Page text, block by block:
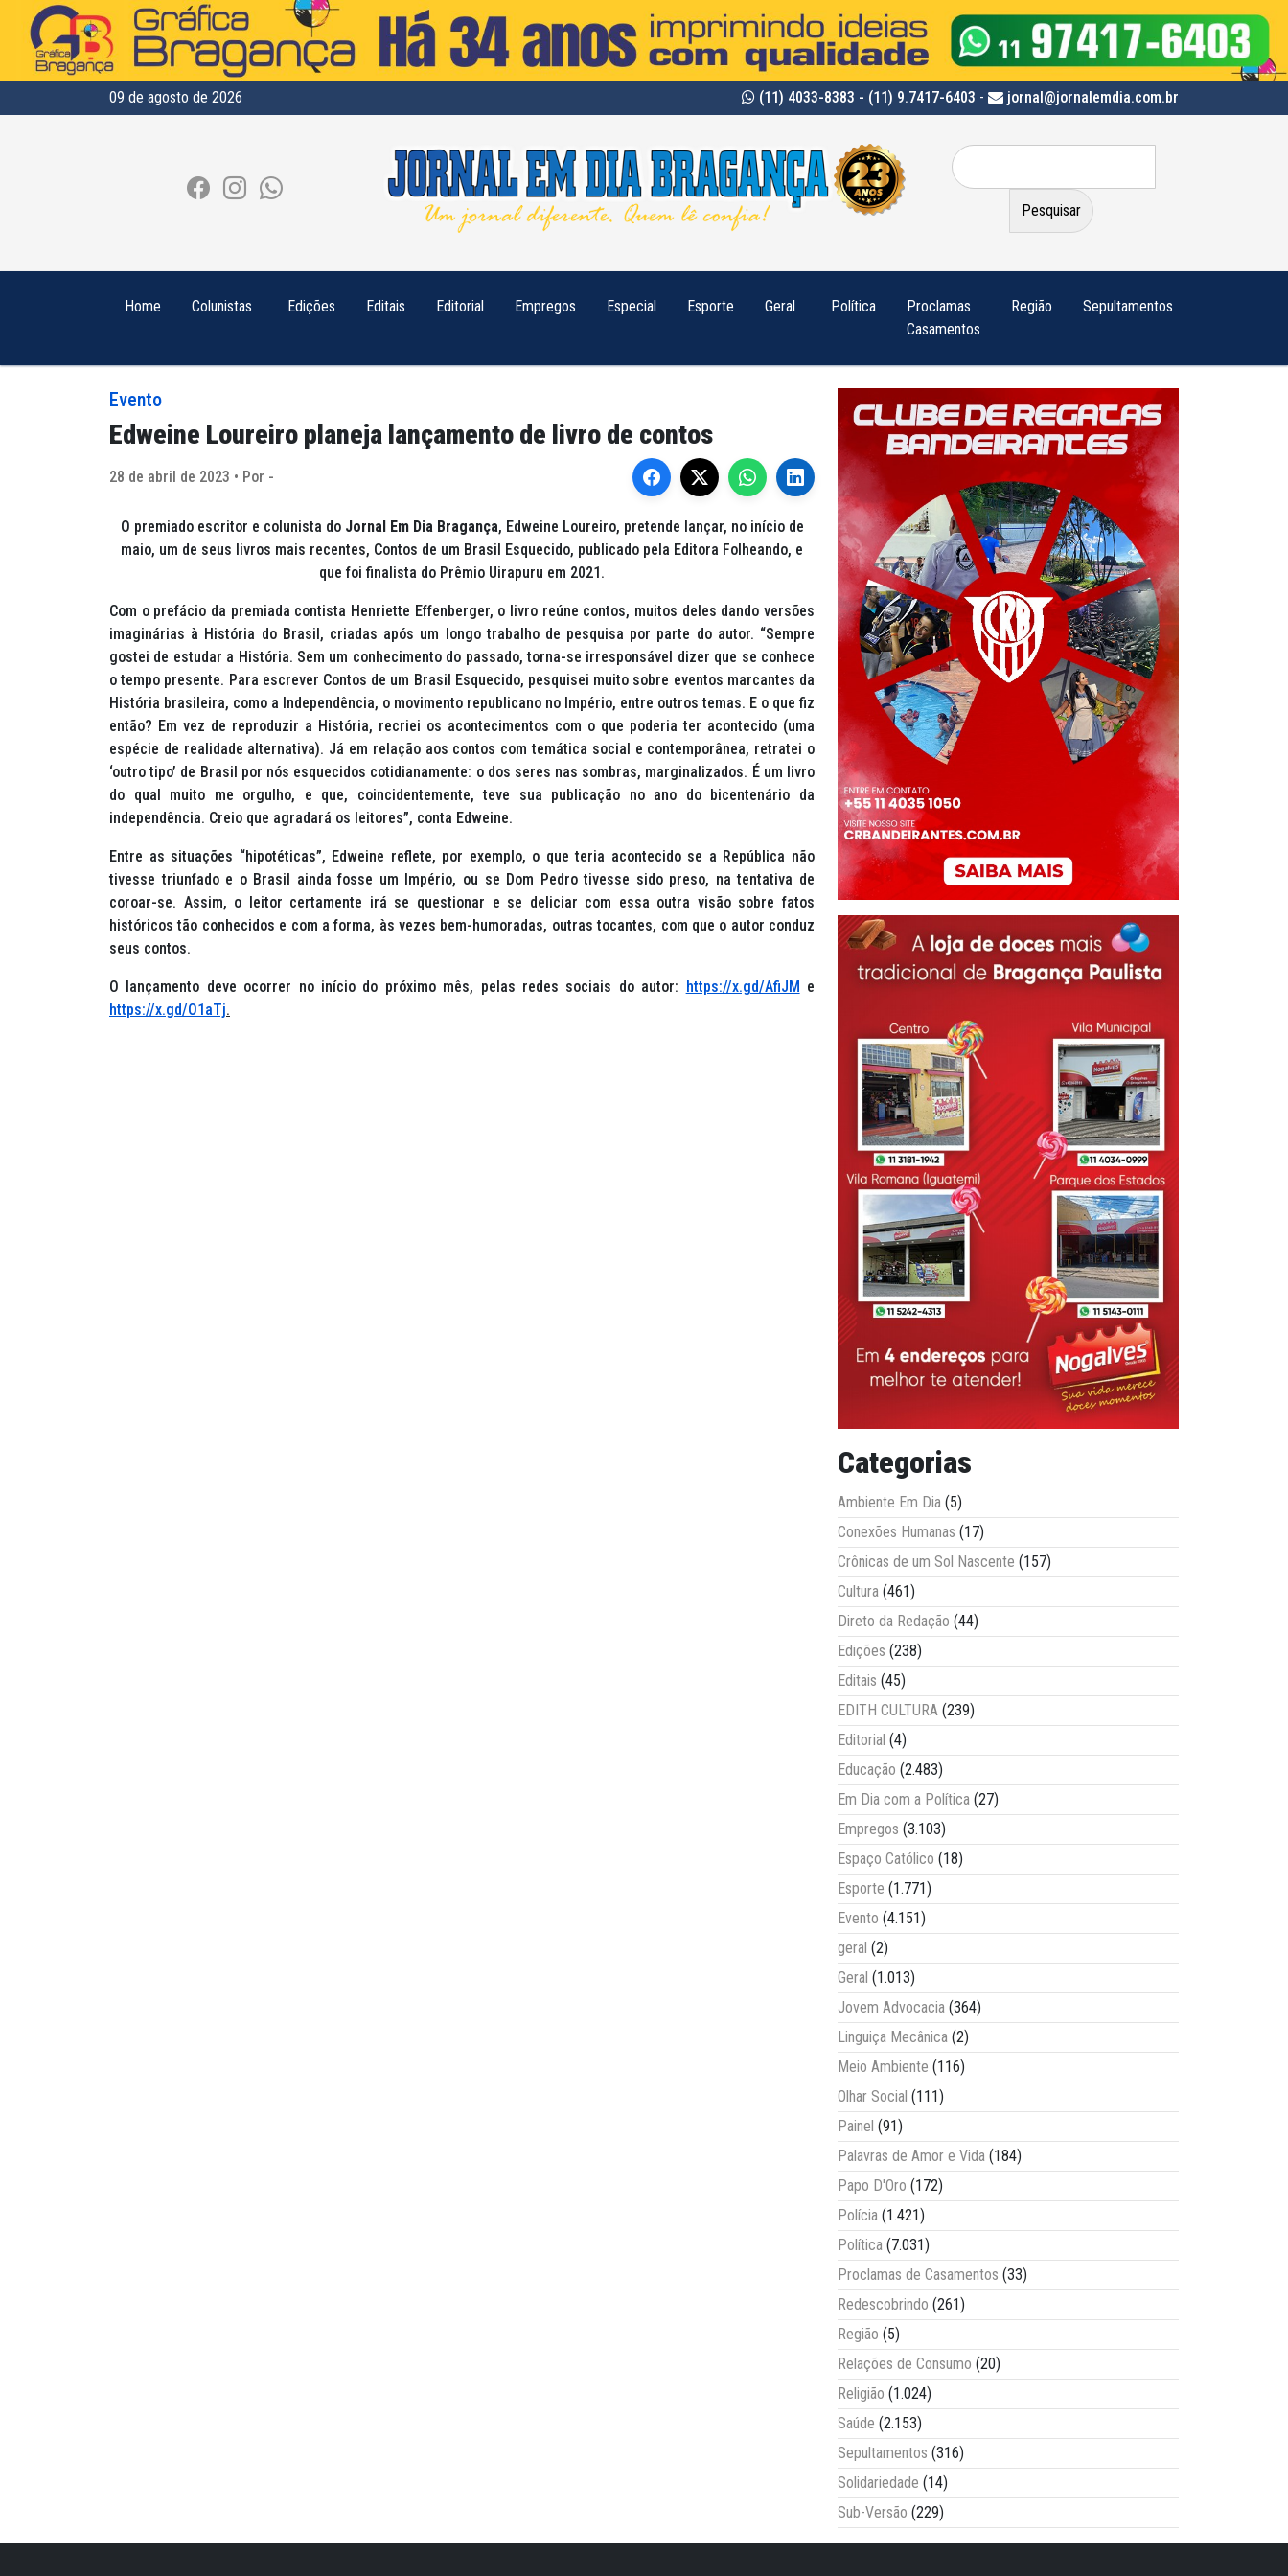
09 de agosto de 2026 (11) 4033-8383 - (11) 9.7417-6403 - jornal@jornalemdia.com.br
Pesquisar
por:
Home Colunistas Edições Editais Editorial Empregos Especial Esporte Geral Política
Proclamas
Casamentos
Região Sepultamentos
Evento
Edweine Loureiro planeja lançamento de livro de contos
28 de abril de 2023 • Por -
O premiado escritor e colunista do Jornal Em Dia Bragança, Edweine Loureiro, pretende lançar, no início de
maio, um de seus livros mais recentes, Contos de um Brasil Esquecido, publicado pela Editora Folheando, e
que foi finalista do Prêmio Uirapuru em 2021.
Com o prefácio da premiada contista Henriette Effenberger, o livro reúne contos, muitos deles dando versões
imaginárias à História do Brasil, criadas após um longo trabalho de pesquisa por parte do autor. “Sempre
gostei de estudar a História. Sem um conhecimento do passado, torna-se irresponsável dizer que se conhece
o tempo presente. Para escrever Contos de um Brasil Esquecido, pesquisei muito sobre eventos marcantes da
História brasileira, como a Independência, o movimento republicano no Império, entre outros temas. E o que fiz
então? Em vez de reproduzir a História, recriei os acontecimentos com o que poderia ter acontecido (uma
espécie de realidade alternativa). Já em relação aos contos com temática social e contemporânea, retratei o
‘outro tipo’ de Brasil por nós esquecidos cotidianamente: o dos seres nas sombras, marginalizados. É um livro
do qual muito me orgulho, e que, coincidentemente, teve sua publicação no ano do bicentenário da
independência. Creio que agradará os leitores”, conta Edweine.
Entre as situações “hipotéticas”, Edweine reflete, por exemplo, o que teria acontecido se a República não
tivesse triunfado e o Brasil ainda fosse um Império, ou se Dom Pedro tivesse sido preso, na tentativa de
coroar-se. Assim, o leitor certamente irá se questionar e se deliciar com essa outra visão sobre fatos
históricos tão conhecidos e com a forma, às vezes bem-humoradas, outras tocantes, com que o autor conduz
seus contos.
O lançamento deve ocorrer no início do próximo mês, pelas redes sociais do autor: https://x.gd/AfiJM e
https://x.gd/O1aTj.
Categorias
Ambiente Em Dia (5)
Conexões Humanas (17)
Crônicas de um Sol Nascente (157)
Cultura (461)
Direto da Redação (44)
Edições (238)
Editais (45)
EDITH CULTURA (239)
Editorial (4)
Educação (2.483)
Em Dia com a Política (27)
Empregos (3.103)
Espaço Católico (18)
Esporte (1.771)
Evento (4.151)
geral (2)
Geral (1.013)
Jovem Advocacia (364)
Linguiça Mecânica (2)
Meio Ambiente (116)
Olhar Social (111)
Painel (91)
Palavras de Amor e Vida (184)
Papo D'Oro (172)
Polícia (1.421)
Política (7.031)
Proclamas de Casamentos (33)
Redescobrindo (261)
Região (5)
Relações de Consumo (20)
Religião (1.024)
Saúde (2.153)
Sepultamentos (316)
Solidariedade (14)
Sub-Versão (229)